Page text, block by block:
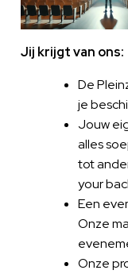
Jij krijgt van ons:
De
je
Jouw
alles
tot
your
Een
Onze
Onze